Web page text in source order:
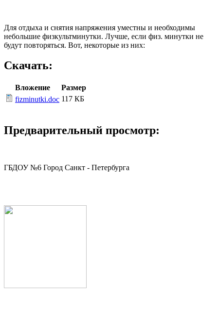
Для отдыха и снятия напряжения уместны и необходимы
небольшие физкультминутки. Лучше, если физ. минутки не
будут повторяться. Вот, некоторые из них:
Скачать:
Вложение
Размер
fizminutki.doc 117 КБ
Предварительный просмотр:
ГБДОУ №6 Город Санкт - Петербурга